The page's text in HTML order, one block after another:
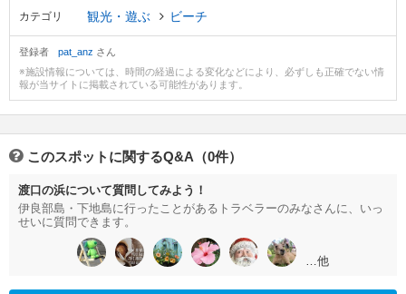
カテゴリ 観光・遊ぶ ビーチ
登録者 pat_anz さん
※施設情報については、時間の経過による変化などにより、必ずしも正確でない情
報が当サイトに掲載されている可能性があります。
このスポットに関するQ&A（0件）
渡口の浜について質問してみよう！
伊良部島・下地島に行ったことがあるトラベラーのみなさんに、いっ
せいに質問できます。
…他